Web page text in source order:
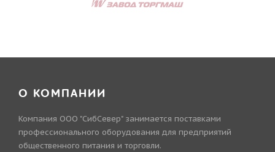
О КОМПАНИИ
Компания ООО "СибСевер" занимается поставками
профессионального оборудования для предприятий
общественного питания и торговли.